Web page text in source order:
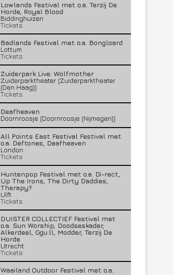
Lowlands Festival met o.a. Terzij De
Horde, Royal Blood
Biddinghuizen
Tickets
Badlands Festival met o.a. Bongloard
Lottum
Tickets
Zuiderpark Live: Wolfmother
Zuiderparktheater (Zuiderparktheater
(Den Haag))
Tickets
Deafheaven
Doornroosje (Doornroosje (Nijmegen))
All Points East Festival Festival met
o.a. Deftones, Deafheaven
London
Tickets
Huntenpop Festival met o.a. Di-rect,
Up The Irons, The Dirty Daddies,
Therapy?
Ulft
Tickets
DUISTER COLLECTIEF Festival met
o.a. Sun Worship, Doodseskader,
Alkerdeel, Ggu:ll, Modder, Terzij De
Horde
Utrecht
Tickets
Waailand Outdoor Festival met o.a.